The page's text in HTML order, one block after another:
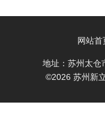
网站首
地址：苏州太
©2026 苏州新